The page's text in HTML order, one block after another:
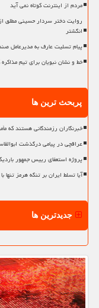
مردم از اینترنت کوتاه نمی آید
روایت دختر سردار حسینی مطلق
انگشتر
پیام تسلیت عارف به مدیرعامل
خط و نشان نبویان برای تیم
پربحث ترین ها
خبرنگاران رزمندگانی هستند که
عراقچی در پیامی درگذشت
پروژه استعفای رییس جمهور
آیا تسلط ایران بر تنگه هرمز
جدیدترین ها